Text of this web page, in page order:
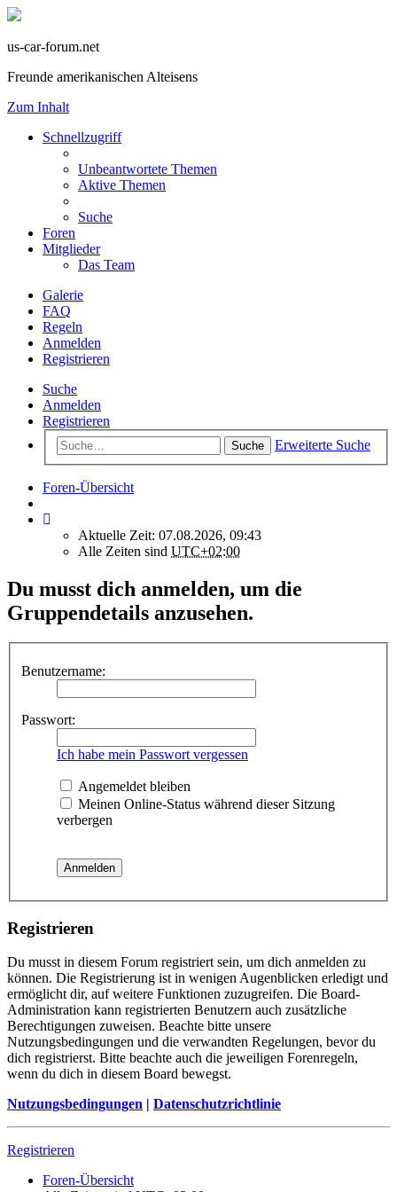
us-car-forum.net
Freunde amerikanischen Alteisens
Zum Inhalt
Schnellzugriff
Unbeantwortete Themen
Aktive Themen
Suche
Foren
Mitglieder
Das Team
Galerie
FAQ
Regeln
Anmelden
Registrieren
Suche
Anmelden
Registrieren
Suche Erweiterte Suche
Foren-Übersicht
Aktuelle Zeit: 07.08.2026, 09:43
Alle Zeiten sind UTC+02:00
Du musst dich anmelden, um die
Gruppendetails anzusehen.
Benutzername:
Passwort:
Ich habe mein Passwort vergessen
Angemeldet bleiben
Meinen Online-Status während dieser Sitzung
verbergen
Registrieren
Du musst in diesem Forum registriert sein, um dich anmelden zu
können. Die Registrierung ist in wenigen Augenblicken erledigt und
ermöglicht dir, auf weitere Funktionen zuzugreifen. Die Board-
Administration kann registrierten Benutzern auch zusätzliche
Berechtigungen zuweisen. Beachte bitte unsere
Nutzungsbedingungen und die verwandten Regelungen, bevor du
dich registrierst. Bitte beachte auch die jeweiligen Forenregeln,
wenn du dich in diesem Board bewegst.
Nutzungsbedingungen | Datenschutzrichtlinie
Registrieren
Foren-Übersicht